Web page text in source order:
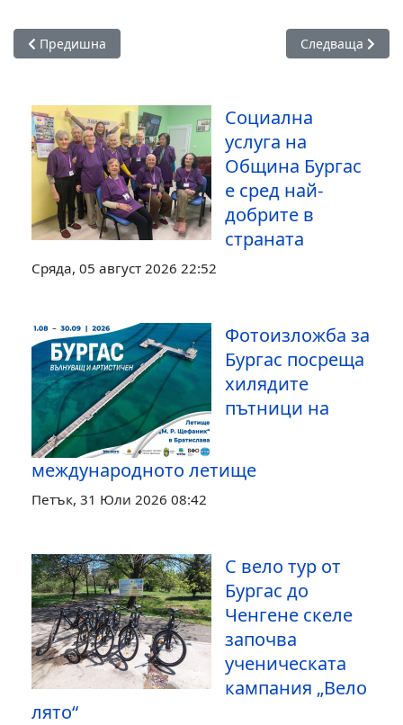
Предишна статия: От 5 март започва ремонт на Тракия в
Предишна Следваща
Следваща
Социална
услуга на
Община Бургас
е сред най-
добрите в
страната
Сряда, 05 август 2026 22:52
Фотоизложба за
Бургас посреща
хилядите
пътници на
международното летище
Петък, 31 Юли 2026 08:42
С вело тур от
Бургас до
Ченгене скеле
започва
ученическата
кампания „Вело
лято“